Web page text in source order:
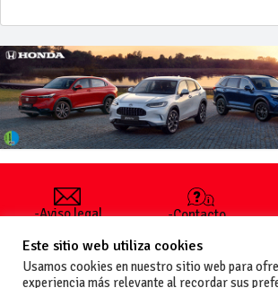
-Aviso legal
generales
de uso
-Contacto
publicar un
anuncio
-Vende+
Este sitio web utiliza cookies
Usamos cookies en nuestro sitio web para
experiencia más relevante al recordar sus